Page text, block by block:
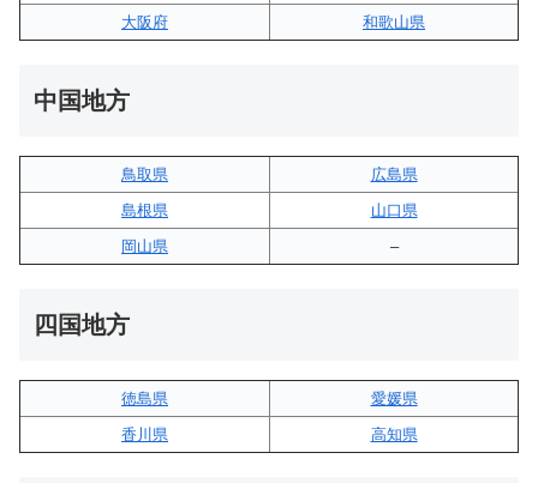
大阪府
和歌山県
中国地方
鳥取県
広島県
島根県
山口県
岡山県
–
四国地方
徳島県
愛媛県
香川県
高知県